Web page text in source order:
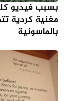
بسبب فيديو
مغنية كردية
بالماسونية